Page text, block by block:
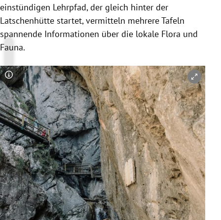
einstündigen Lehrpfad, der gleich hinter der
Latschenhütte startet, vermitteln mehrere Tafeln
spannende Informationen über die lokale Flora und
Fauna.
Copyright-Hinweis öffnen/schließen